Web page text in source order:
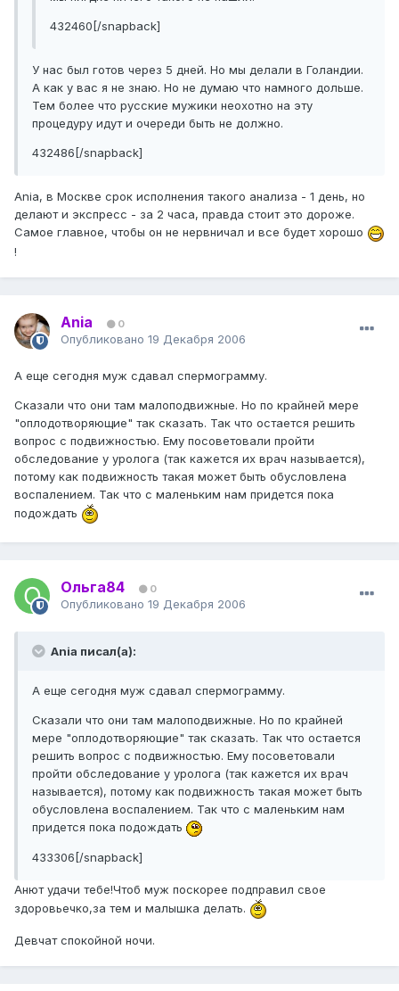
432460[/snapback]
У нас был готов через 5 дней. Но мы делали в Голандии.
А как у вас я не знаю. Но не думаю что намного дольше.
Тем более что русские мужики неохотно на эту
процедуру идут и очереди быть не должно.
432486[/snapback]
Ania, в Москве срок исполнения такого анализа - 1 день, но
делают и экспресс - за 2 часа, правда стоит это дороже.
Самое главное, чтобы он не нервничал и все будет хорошо
!
Ania 0
Опубликовано 19 Декабря 2006
А еще сегодня муж сдавал спермограмму.
Сказали что они там малоподвижные. Но по крайней мере
"оплодотворяющие" так сказать. Так что остается решить
вопрос с подвижностью. Ему посоветовали пройти
обследование у уролога (так кажется их врач называется),
потому как подвижность такая может быть обусловлена
воспалением. Так что с маленьким нам придется пока
подождать
Ольга84 0
Опубликовано 19 Декабря 2006
Ania писал(а):
А еще сегодня муж сдавал спермограмму.
Сказали что они там малоподвижные. Но по крайней
мере "оплодотворяющие" так сказать. Так что остается
решить вопрос с подвижностью. Ему посоветовали
пройти обследование у уролога (так кажется их врач
называется), потому как подвижность такая может быть
обусловлена воспалением. Так что с маленьким нам
придется пока подождать
433306[/snapback]
Анют удачи тебе!Чтоб муж поскорее подправил свое
здоровьечко,за тем и малышка делать.
Девчат спокойной ночи.